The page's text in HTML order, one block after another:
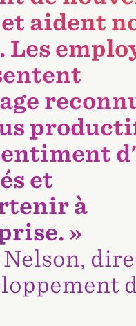
aident
et
à
»